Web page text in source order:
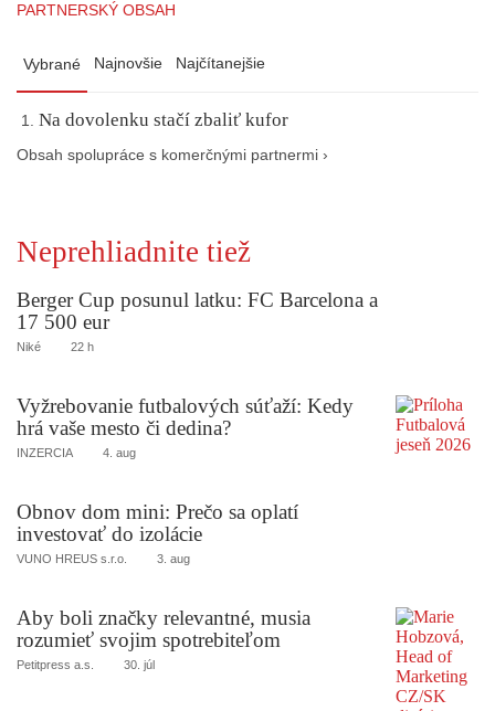
PARTNERSKÝ OBSAH
Vybrané Najnovšie Najčítanejšie
Na dovolenku stačí zbaliť kufor
Obsah spolupráce s komerčnými partnermi ›
Neprehliadnite tiež
Berger Cup posunul latku: FC Barcelona a
17 500 eur
Niké 22 h
Vyžrebovanie futbalových súťaží: Kedy
hrá vaše mesto či dedina?
INZERCIA 4. aug
Obnov dom mini: Prečo sa oplatí
investovať do izolácie
VUNO HREUS s.r.o. 3. aug
Aby boli značky relevantné, musia
rozumieť svojim spotrebiteľom
Petitpress a.s. 30. júl